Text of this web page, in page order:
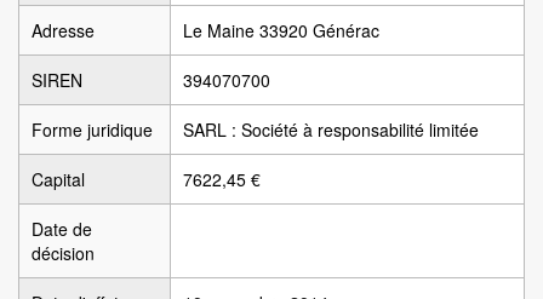
Adresse Le Maine 33920 Générac
SIREN 394070700
Forme juridique SARL : Société à responsabilité limitée
Capital 7622,45 €
Date de
décision